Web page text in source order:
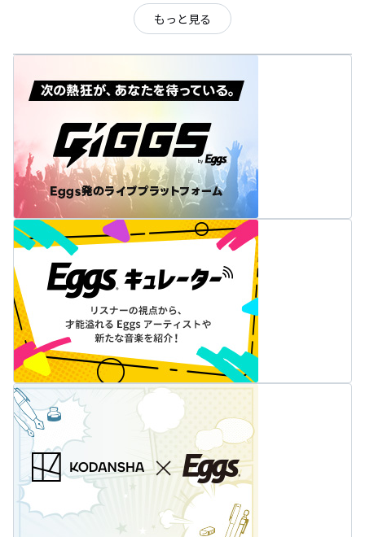
もっと見る